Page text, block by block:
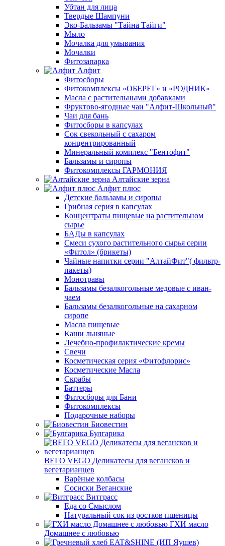
Убтан для лица
Твердые Шампуни
Эко-Бальзамы "Тайна Тайги"
Мыло
Мочалка для умывания
Мочалки
Фитозапарка
Алфит
Фитосборы
Фитокомплексы «ОБЕРЕГ» и «РОДНИК»
Масла с растительными добавками
Фруктово-ягодные чаи "Алфит-Школьный"
Чаи для бань
Фитосборы в капсулах
Сок свекольный с сахаром
концентрированный
Минеральный комплекс "Бентофит"
Бальзамы и сиропы
Фитокомплексы ГАРМОНИЯ
Алтайские зерна
Алфит плюс
Детские бальзамы и сиропы
Грибная серия в капсулах
Концентраты пищевые на растительном
сырье
БАДы в капсулах
Смеси сухого растительного сырья серии
«Фитол» (брикеты)
Чайные напитки серии "АлтайФит"( фильтр-
пакеты)
Монотравы
Бальзамы безалкогольные медовые с иван-
чаем
Бальзамы безалкогольные на сахарном
сиропе
Масла пищевые
Каши льняные
Лечебно-профилактические кремы
Свечи
Косметическая серия «Фитофлорис»
Косметические Масла
Скрабы
Баттеры
Фитосборы для Бани
Фитокомплексы
Подарочные наборы
Биовестин
Булгарика
ВЕГО VEGO Деликатесы для вегансков и
вегетарианцев
Варёные колбасы
Сосиски Веганские
Витграсс
Еда со Смыслом
Натуральный сок из ростков пшеницы
ГХИ масло
Домашнее с любовью